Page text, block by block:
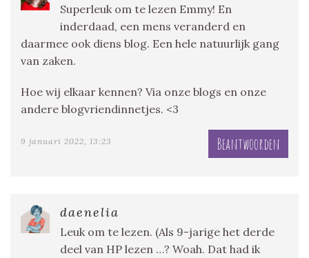
Superleuk om te lezen Emmy! En
inderdaad, een mens veranderd en
daarmee ook diens blog. Een hele natuurlijk gang
van zaken.
Hoe wij elkaar kennen? Via onze blogs en onze
andere blogvriendinnetjes. <3
9 januari 2022, 13:23 Beantwoorden
daenelia
Leuk om te lezen. (Als 9-jarige het derde
deel van HP lezen …? Woah. Dat had ik